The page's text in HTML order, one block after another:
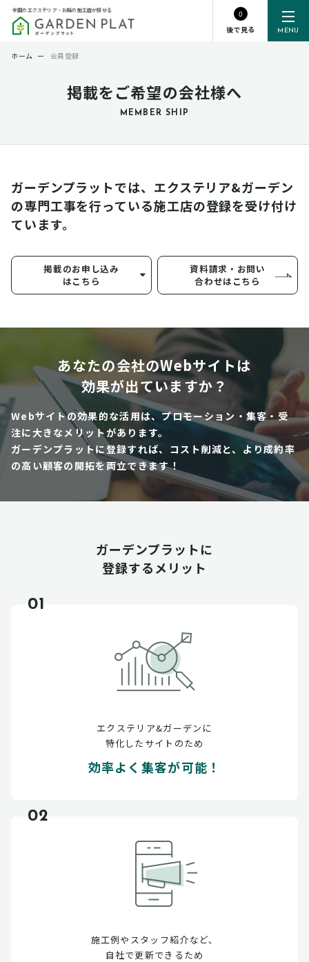
MENU
全国のエクステリア・お庭の施工店が探せる
0
後で見る
掲載をご希望の会社様へ
MEMBER SHIP
ホーム ー 会員登録
ガーデンプラットでは、エクステリア&ガーデン
の専門工事を行っている施工店の登録を受け付け
ています。
掲載のお申し込み
はこちら
資料請求・お問い
合わせはこちら
あなたの会社のWebサイトは
効果が出ていますか？
Webサイトの効果的な活用は、プロモーション・集客・受
注に大きなメリットがあります。
ガーデンプラットに登録すれば、コスト削減と、より成約率
の高い顧客の開拓を両立できます！
ガーデンプラットに
登録するメリット
01
エクステリア&ガーデンに
特化したサイトのため
効率よく集客が可能！
02
施工例やスタッフ紹介など、
自社で更新できるため